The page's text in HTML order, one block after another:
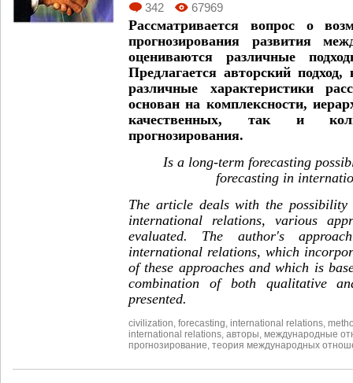
342 67969
Рассматривается вопрос о
прогнозирования развития
оцениваются различные
Предлагается авторский
различные характеристики
основан на комплексности,
качественных, так и
прогнозирования.
Is a long-term forecasting
forecasting in
The article deals with the
international relations, various
evaluated. The author's
international relations, which
of these approaches and which is
combination of both qualitative
presented.
civilization forecasting international relations
international relations авторы международные
прогнозирование теория международных